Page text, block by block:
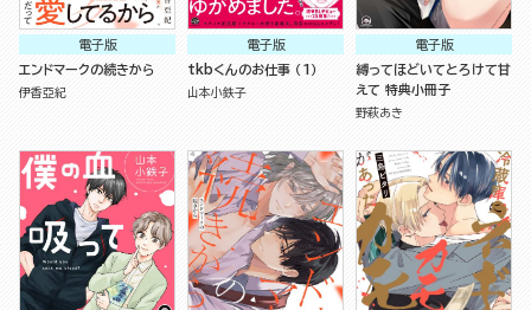
電子版
エンドマークの続きから
伊香亞紀
電子版
tkbくんのお仕事 （1）
山本小鉄子
電子版
縛ってほどいてとろけて甘
えて 特典小冊子
野萩あき